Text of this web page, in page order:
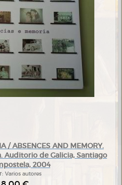
/ ABSENCES AND MEMORY.
Auditorio de Galicia, Santiago
2004
Varios autores